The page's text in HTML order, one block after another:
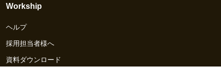
Workship
ヘルプ
採用担当者様へ
資料ダウンロード